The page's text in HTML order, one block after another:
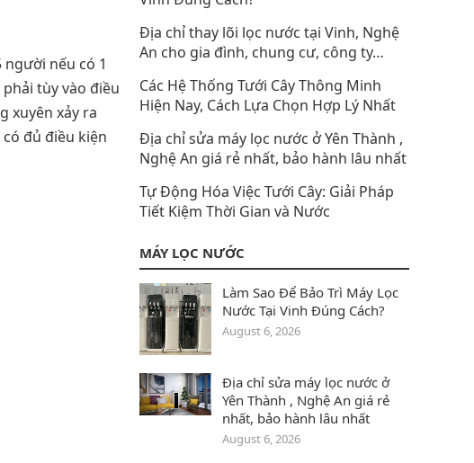
nếu có 1
tùy vào điều
xuyên xảy ra
đủ điều kiện
Địa chỉ thay lõi lọc nước tại Vinh, Nghệ
An cho gia đình, chung cư, công ty…
Các Hệ Thống Tưới Cây Thông Minh
Hiện Nay, Cách Lựa Chọn Hợp Lý Nhất
Địa chỉ sửa máy lọc nước ở Yên Thành‎ ,
Nghệ An giá rẻ nhất, bảo hành lâu nhất
Tự Động Hóa Việc Tưới Cây: Giải Pháp
Tiết Kiệm Thời Gian và Nước
MÁY LỌC NƯỚC
Làm Sao Để Bảo Trì Máy Lọc
Nước Tại Vinh Đúng Cách?
August 6, 2026
Địa chỉ sửa máy lọc nước ở
Yên Thành‎ , Nghệ An giá rẻ
nhất, bảo hành lâu nhất
August 6, 2026